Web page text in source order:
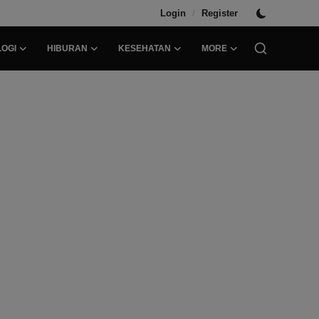
Login / Register
HIBURAN KESEHATAN MORE